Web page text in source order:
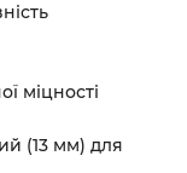
міцності
(13 мм) для